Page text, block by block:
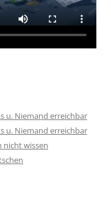
u. Niemand erreichbar
u. Niemand erreichbar
nicht wissen